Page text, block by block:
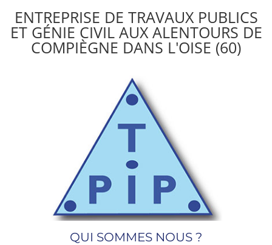
ENTREPRISE DE TRAVAUX PUBLICS
ET GÉNIE CIVIL AUX ALENTOURS DE
COMPIÈGNE DANS L'OISE (60)
QUI SOMMES NOUS ?